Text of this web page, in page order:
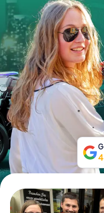
INT AT
ES
FR
IT
NL